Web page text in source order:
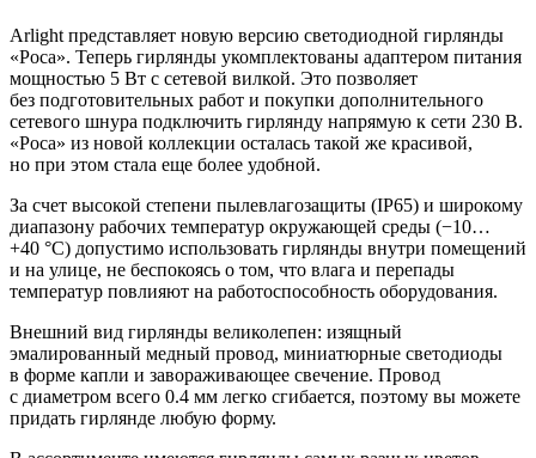
Arlight представляет новую версию светодиодной гирлянды
«Роса». Теперь гирлянды укомплектованы адаптером питания
мощностью 5 Вт с сетевой вилкой. Это позволяет
без подготовительных работ и покупки дополнительного
сетевого шнура подключить гирлянду напрямую к сети 230 В.
«Роса» из новой коллекции осталась такой же красивой,
но при этом стала еще более удобной.
За счет высокой степени пылевлагозащиты (IP65) и широкому
диапазону рабочих температур окружающей среды (−10…
+40 °С) допустимо использовать гирлянды внутри помещений
и на улице, не беспокоясь о том, что влага и перепады
температур повлияют на работоспособность оборудования.
Внешний вид гирлянды великолепен: изящный
эмалированный медный провод, миниатюрные светодиоды
в форме капли и завораживающее свечение. Провод
с диаметром всего 0.4 мм легко сгибается, поэтому вы можете
придать гирлянде любую форму.